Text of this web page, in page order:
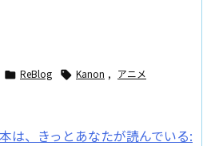
 ReBlog  Kanon , アニメ
は、きっとあなたが読んでいる: